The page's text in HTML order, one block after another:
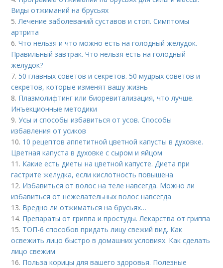
Виды отжиманий на брусьях
5.Лечение заболеваний суставов и стоп. Симптомы
артрита
6.Что нельзя и что можно есть на голодный желудок.
Правильный завтрак. Что нельзя есть на голодный
желудок?
7. 50 главных советов и секретов. 50 мудрых советов и
секретов, которые изменят вашу жизнь
8. Плазмолифтинг или биоревитализация, что лучше.
Инъекционные методики
9.Усы и способы избавиться от усов. Способы
избавления от усиков
10. 10 рецептов аппетитной цветной капусты в духовке.
Цветная капуста в духовке с сыром и яйцом
11. Какие есть диеты на цветной капусте. Диета при
гастрите желудка, если кислотность повышена
12. Избавиться от волос на теле навсегда. Можно ли
избавиться от нежелательных волос навсегда
13. Вредно ли отжиматься на брусьях…
14. Препараты от гриппа и простуды. Лекарства от гриппа
15. ТОП-6 способов придать лицу свежий вид. Как
освежить лицо быстро в домашних условиях. Как сделать
лицо свежим
16. Польза корицы для вашего здоровья. Полезные